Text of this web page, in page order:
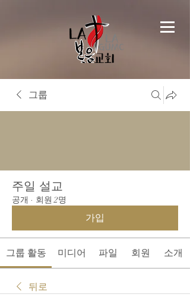
그룹
주일 설교
공개 · 회원 2명
가입
그룹 활동 미디어 파일 회원 소개
뒤로